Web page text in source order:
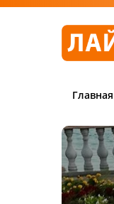
Главная